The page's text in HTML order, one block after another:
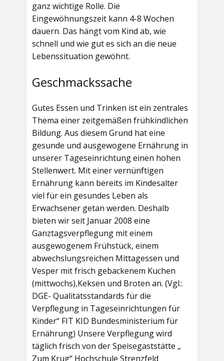
ganz wichtige Rolle. Die
Eingewöhnungszeit kann 4-8 Wochen
dauern. Das hängt vom Kind ab, wie
schnell und wie gut es sich an die neue
Lebenssituation gewöhnt.
Geschmackssache
Gutes Essen und Trinken ist ein zentrales
Thema einer zeitgemäßen frühkindlichen
Bildung. Aus diesem Grund hat eine
gesunde und ausgewogene Ernährung in
unserer Tageseinrichtung einen hohen
Stellenwert. Mit einer vernünftigen
Ernährung kann bereits im Kindesalter
viel für ein gesundes Leben als
Erwachsener getan werden. Deshalb
bieten wir seit Januar 2008 eine
Ganztagsverpflegung mit einem
ausgewogenem Frühstück, einem
abwechslungsreichen Mittagessen und
Vesper mit frisch gebackenem Kuchen
(mittwochs),Keksen und Broten an. (Vgl.:
DGE- Qualitätsstandards für die
Verpflegung in Tageseinrichtungen für
Kinder“ FIT KID Bundesministerium für
Ernährung) Unsere Verpflegung wird
täglich frisch von der Speisegaststätte „
Zum Krug“ Hochschule Strenzfeld